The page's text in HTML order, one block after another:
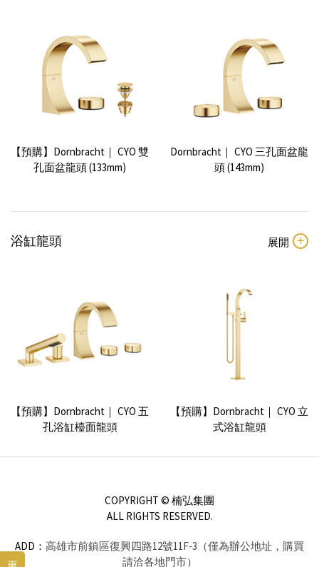
【預購】Dornbracht｜ CYO 雙
孔面盆龍頭 (133mm)
Dornbracht｜ CYO 三孔面盆龍
頭 (143mm)
Dornbracht｜ CYO 單槍面盆龍
頭 (143mm)
浴缸龍頭
【預購】Dornbracht｜ CYO 五
孔浴缸檯面龍頭
【預購】Dornbracht｜ CYO 立
式浴缸龍頭
COPYRIGHT © 楠弘集團
ALL RIGHTS RESERVED.
ADD： 高雄市前鎮區復興四路12號11F-3（僅為辦公地址，購買
請洽各地門市）